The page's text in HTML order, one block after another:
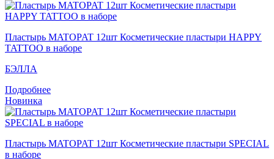
Пластырь MATOPAT 12шт Косметические пластыри HAPPY
TATTOO в наборе
БЭЛЛА
Подробнее
Новинка
Пластырь MATOPAT 12шт Косметические пластыри SPECIAL
в наборе